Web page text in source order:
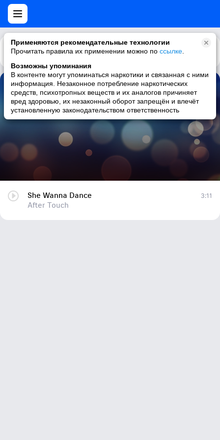
Применяются рекомендательные технологии
Прочитать правила их применении можно по ссылке
Возможны упоминания
В контенте могут упоминаться наркотики и связанная с ними
информация. Незаконное потребление наркотических
средств, психотропных веществ и их аналогов причиняет
вред здоровью, их незаконный оборот запрещён и влечёт
установленную законодательством ответственность
Каталог Рекомендации
She Wanna Dance
After Touch
She Wanna Dance
After Touch
3:11